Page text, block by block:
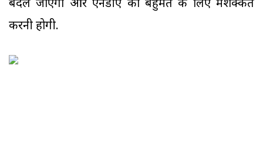
बदल जाएगा और एनडीए को बहुमत के लिए मशक्कत
करनी होगी.